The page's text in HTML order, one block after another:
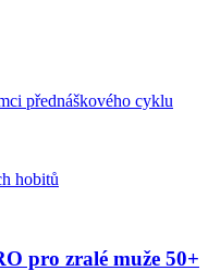
přednáškového cyklu
hobitů
pro zralé muže 50+